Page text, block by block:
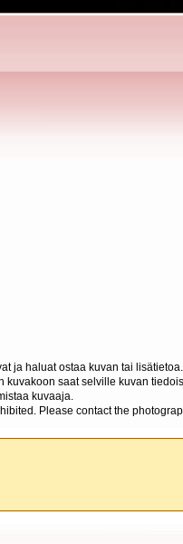
ja haluat ostaa kuvan tai
saat selville kuvan
kuvaaja.
Please contact the